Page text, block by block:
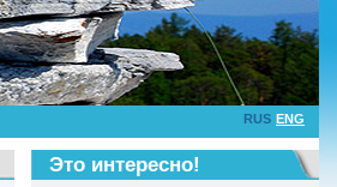
RUS ENG
Это интересно!